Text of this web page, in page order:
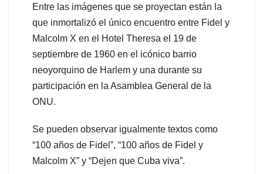
Entre las imágenes que se proyectan están la
que inmortalizó el único encuentro entre Fidel y
Malcolm X en el Hotel Theresa el 19 de
septiembre de 1960 en el icónico barrio
neoyorquino de Harlem y una durante su
participación en la Asamblea General de la
ONU.
Se pueden observar igualmente textos como
“100 años de Fidel”, “100 años de Fidel y
Malcolm X” y “Dejen que Cuba viva”.